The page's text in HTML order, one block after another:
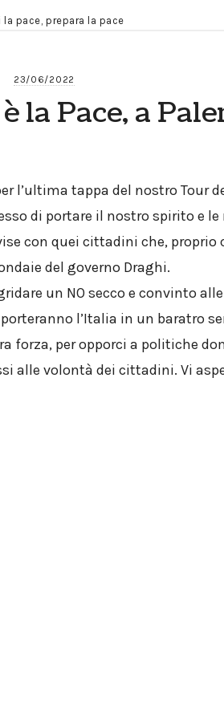
la pace, prepara la pace
23/06/2022
la Pace, a
l’ultima tappa del nostro Tour
di portare il nostro spirito e le
con quei cittadini che, proprio
del governo Draghi.
un NO secco e convinto
l’Italia in un baratro
forza, per opporci a politiche
alle volontà dei cittadini. Vi